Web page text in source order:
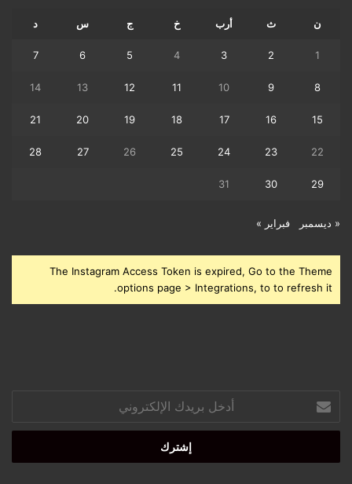
ن ث أرب خ ج س د
1
2
3
4
5
6
7
8
9
10
11
12
13
14
15
16
17
18
19
20
21
22
23
24
25
26
27
28
29
30
31
« ديسمبر فبراير »
The Instagram Access Token is expired, Go to the Theme
options page > Integrations, to to refresh it.
بريدك
الإلكتروني